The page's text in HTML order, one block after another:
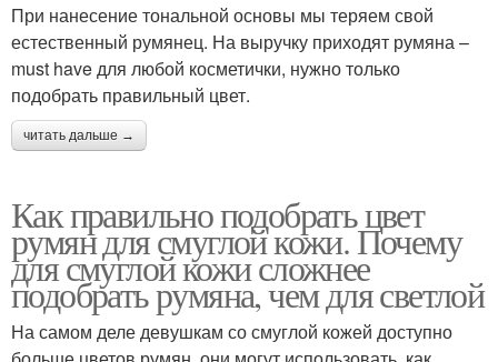
При нанесение тональной основы мы теряем свой
естественный румянец. На выручку приходят румяна –
must have для любой косметички, нужно только
подобрать правильный цвет.
читать дальше →
Как правильно подобрать цвет
румян для смуглой кожи. Почему
для смуглой кожи сложнее
подобрать румяна, чем для светлой
На самом деле девушкам со смуглой кожей доступно